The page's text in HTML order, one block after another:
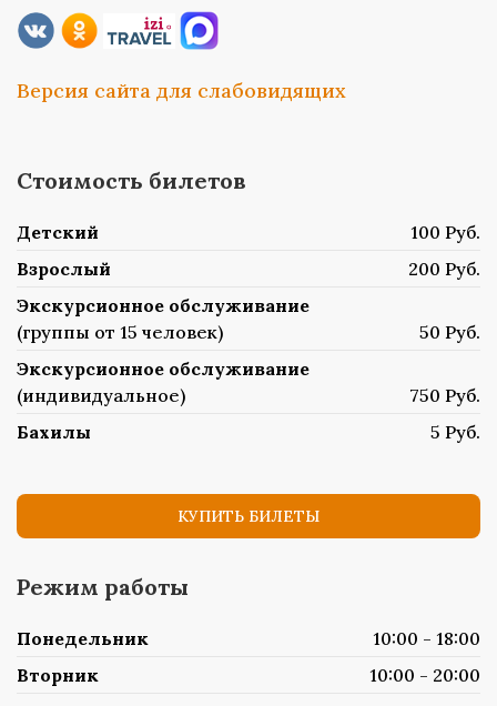
Версия сайта для слабовидящих
Стоимость билетов
Детский
100 Руб.
Взрослый
200 Руб.
Экскурсионное обслуживание
(группы от 15 человек)
50 Руб.
Экскурсионное обслуживание
(индивидуальное)
750 Руб.
Бахилы
5 Руб.
КУПИТЬ БИЛЕТЫ
Режим работы
Понедельник
10:00 - 18:00
Вторник
10:00 - 20:00